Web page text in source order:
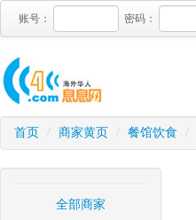
账号： 密码：
首页 / 商家黄页 / 餐馆饮食 /
全部商家